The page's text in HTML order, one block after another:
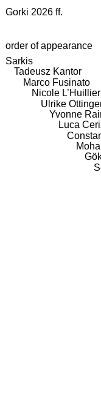
Gorki 2026 ff.
order of appearance
Sarkis
Tadeusz Kantor
Marco Fusinato
Nicole L’Huillier
Ulrike
Yvonne
Luca